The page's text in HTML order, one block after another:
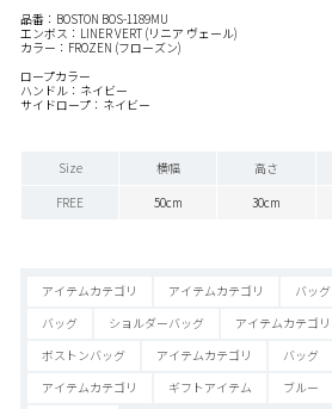
品番：BOSTON BOS-1189MU
エンボス：LINER VERT (リニア ヴェール)
カラー：FROZEN (フローズン)
ロープカラー
ハンドル：ネイビー
サイドロープ：ネイビー
Size 横幅 高さ
FREE
50cm 30cm
アイテムカテゴリ アイテムカテゴリ バッグ
バッグ
ショルダーバッグ アイテムカテゴリ
ボストンバッグ
アイテムカテゴリ バッグ
アイテムカテゴリ
ギフトアイテム ブルー